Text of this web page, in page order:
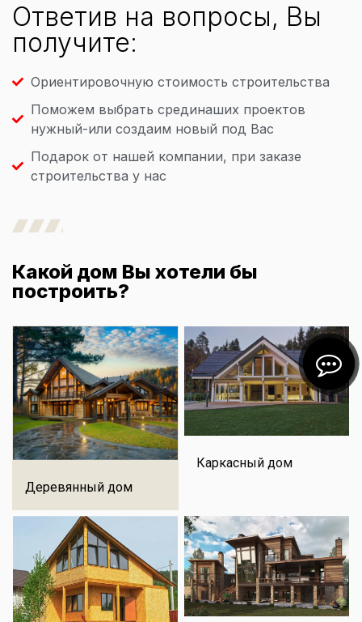
Ответив на вопросы, Вы
получите:
Ориентировочную стоимость строительства
Поможем выбрать срединаших проектов
нужный-или создаим новый под Вас
Подарок от нашей компании, при заказе
строительства у нас
Какой дом Вы хотели бы
построить?
Деревянный дом
Каркасный дом